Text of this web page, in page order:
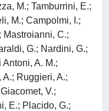
M.; Tamburrini, E.;
M.; Campolmi, I.;
Mastroianni, C.;
G.; Nardini, G.;
A. M.;
A.; Ruggieri, A.;
V.;
E.; Placido, G.;